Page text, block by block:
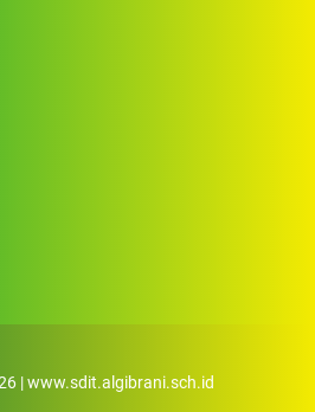
| www.sdit.algibrani.sch.id